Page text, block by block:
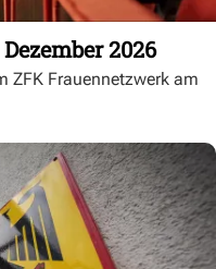
2026
ZFK Frauennetzwerk am